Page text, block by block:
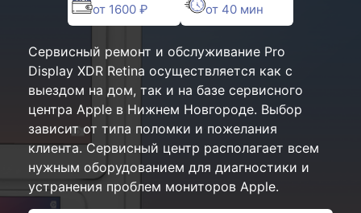
от 1600 ₽ от 40 мин
Сервисный ремонт и обслуживание Pro
Display XDR Retina осуществляется как с
выездом на дом, так и на базе сервисного
центра Apple в Нижнем Новгороде. Выбор
зависит от типа поломки и пожелания
клиента. Сервисный центр располагает всем
нужным оборудованием для диагностики и
устранения проблем мониторов Apple.